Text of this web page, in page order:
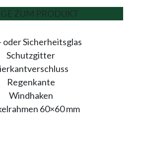
ZUM PRODUKT
oder Sicherheitsglas
Schutzgitter
Regenkante
Windhaken
60×60 mm